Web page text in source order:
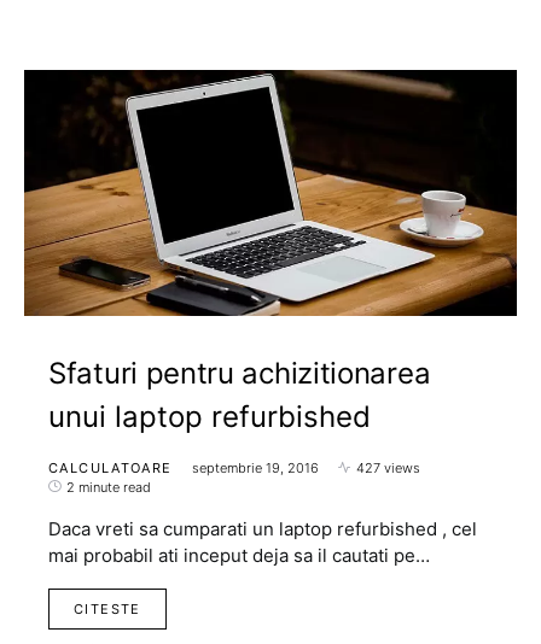
Sfaturi pentru achizitionarea
unui laptop refurbished
CALCULATOARE septembrie 19, 2016
427 views
2 minute read
Daca vreti sa cumparati un laptop refurbished , cel
mai probabil ati inceput deja sa il cautati pe…
CITESTE